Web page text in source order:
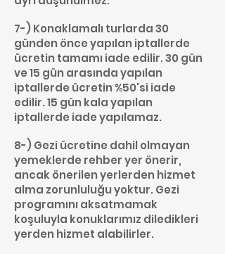
7-) Konaklamalı turlarda 30
günden önce yapılan iptallerde
ücretin tamamı iade edilir. 30 gün
ve 15 gün arasında yapılan
iptallerde ücretin %50'si iade
edilir. 15 gün kala yapılan
iptallerde iade yapılamaz.
8-) Gezi ücretine dahil olmayan
yemeklerde rehber yer önerir,
ancak önerilen yerlerden hizmet
alma zorunluluğu yoktur. Gezi
programını aksatmamak
koşuluyla konuklarımız diledikleri
yerden hizmet alabilirler.